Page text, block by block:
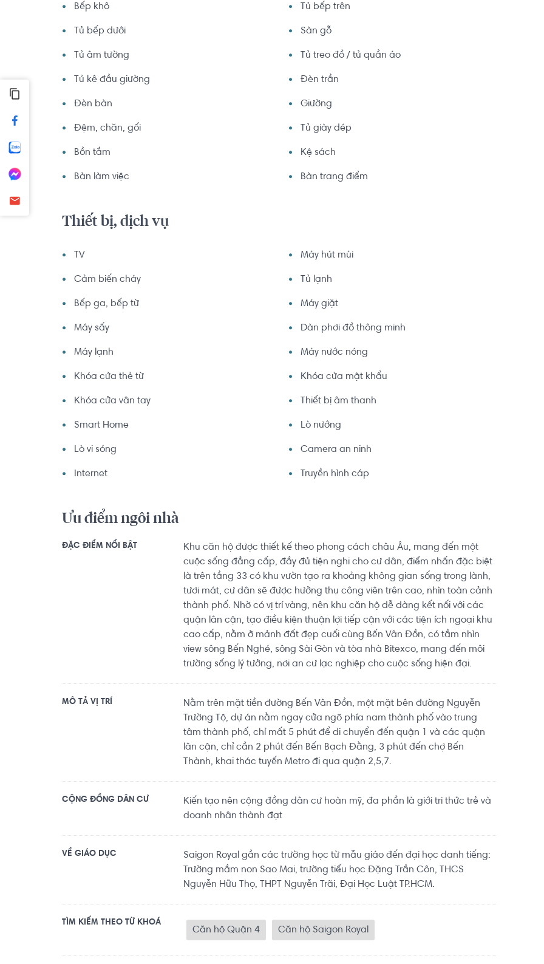
Bếp khô Tủ bếp trên
Tủ bếp dưới Sàn gỗ
Tủ âm tường Tủ treo đồ / tủ quần áo
Tủ kê đầu giường Đèn trần
Đèn bàn Giường
Đệm, chăn, gối Tủ giày dép
Bồn tắm Kệ sách
Bàn làm việc Bàn trang điểm
Thiết bị, dịch vụ
TV Máy hút mùi
Cảm biến cháy Tủ lạnh
Bếp ga, bếp từ Máy giặt
Máy sấy Dàn phơi đồ thông minh
Máy lạnh Máy nước nóng
Khóa cửa thẻ từ Khóa cửa mật khẩu
Khóa cửa vân tay Thiết bị âm thanh
Smart Home Lò nướng
Lò vi sóng Camera an ninh
Internet Truyền hình cáp
Ưu điểm ngôi nhà
ĐẶC ĐIỂM NỔI BẬT
Khu căn hộ được thiết kế theo phong cách châu Âu, mang đến một
cuộc sống đẳng cấp, đầy đủ tiện nghi cho cư dân, điểm nhấn đặc biệt
là trên tầng 33 có khu vườn tạo ra khoảng không gian sống trong lành,
tươi mát, cư dân sẽ được hưởng thụ công viên trên cao, nhìn toàn cảnh
thành phố. Nhờ có vị trí vàng, nên khu căn hộ dễ dàng kết nối với các
quận lân cận, tạo điều kiện thuận lợi tiếp cận với các tiện ích ngoại khu
cao cấp, nằm ở mảnh đất đẹp cuối cùng Bến Vân Đồn, có tầm nhìn
view sông Bến Nghé, sông Sài Gòn và tòa nhà Bitexco, mang đến môi
trường sống lý tưởng, nơi an cư lạc nghiệp cho cuộc sống hiện đại.
MÔ TẢ VỊ TRÍ
Nằm trên mặt tiền đường Bến Vân Đồn, một mặt bên đường Nguyễn
Trường Tộ, dự án nằm ngay cửa ngõ phía nam thành phố vào trung
tâm thành phố, chỉ mất 5 phút để di chuyển đến quận 1 và các quận
lân cận, chỉ cần 2 phút đến Bến Bạch Đằng, 3 phút đến chợ Bến
Thành, khai thác tuyến Metro đi qua quận 2,5,7.
CỘNG ĐỒNG DÂN CƯ
Kiến tạo nên cộng đồng dân cư hoàn mỹ, đa phần là giới tri thức trẻ và
doanh nhân thành đạt
VỀ GIÁO DỤC
Saigon Royal gần các trường học từ mẫu giáo đến đại học danh tiếng:
Trường mầm non Sao Mai, trường tiểu học Đặng Trần Côn, THCS
Nguyễn Hữu Thọ, THPT Nguyễn Trãi, Đại Học Luật TP.HCM.
TÌM KIẾM THEO TỪ KHOÁ
Căn hộ Quận 4 Căn hộ Saigon Royal